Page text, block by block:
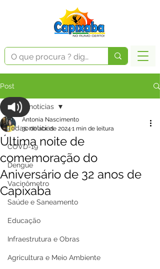
Post
Todas notícias
COVD-19
Dengue
Vacinômetro
Saúde e Saneamento
Educação
Infraestrutura e Obras
Agricultura e Meio Ambiente
Todas notícias
Última noite de
comemoração do
Aniversário de 32 anos de
Capixaba
Antonia Nascimento
30 de abr. de 2024 1 min de leitura